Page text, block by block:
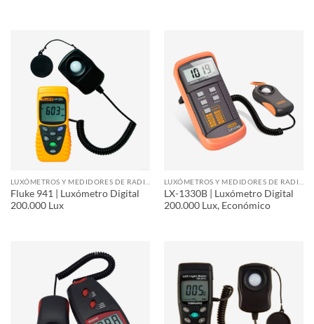
Fluke 941 | Luxómetro Digital
200.000 Lux
LX-1330B | Luxómetro Digital
200.000 Lux, Económico